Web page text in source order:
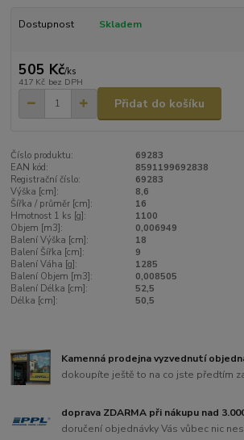
Dostupnost Skladem
505 Kč/ks
417 Kč bez DPH
Přidat do košíku
Číslo produktu:
69283
EAN kód:
8591199692838
Registrační číslo:
69283
Výška [cm]:
8,6
Šířka / průměr [cm]:
16
Hmotnost 1 ks [g]:
1100
Objem [m3]:
0,006949
Balení Výška [cm]:
18
Balení Šířka [cm]:
9
Balení Váha [g]:
1285
Balení Objem [m3]:
0,008505
Balení Délka [cm]:
52,5
Délka [cm]:
50,5
Kamenná prodejna vyzvednutí
dokoupíte ještě to na co jste předtím
doprava ZDARMA při nákupu nad
doručení objednávky Vás vůbec nic